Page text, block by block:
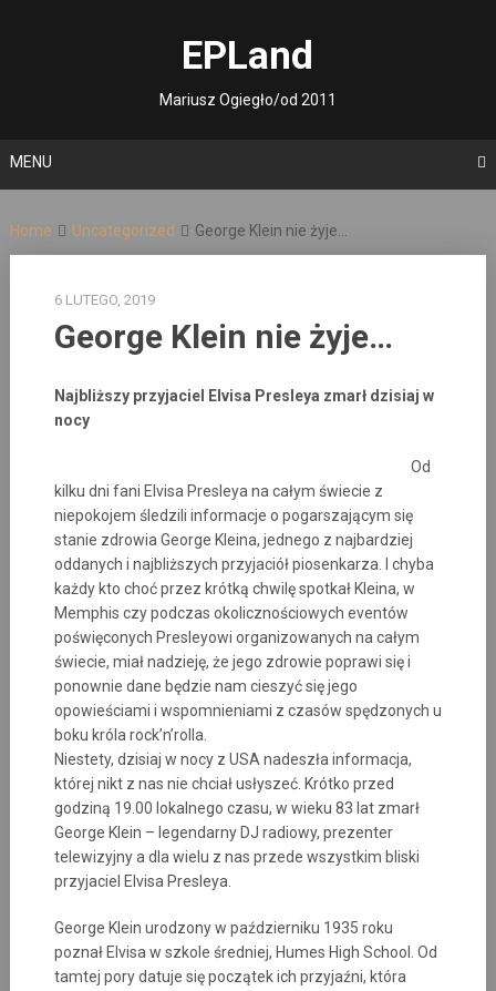
EPLand
Mariusz Ogiegło/od 2011
MENU
Home Uncategorized George Klein nie żyje…
6 LUTEGO, 2019
George Klein nie żyje…
Najbliższy przyjaciel Elvisa Presleya zmarł dzisiaj w
nocy
Od
kilku dni fani Elvisa Presleya na całym świecie z
niepokojem śledzili informacje o pogarszającym się
stanie zdrowia George Kleina, jednego z najbardziej
oddanych i najbliższych przyjaciół piosenkarza. I chyba
każdy kto choć przez krótką chwilę spotkał Kleina, w
Memphis czy podczas okolicznościowych eventów
poświęconych Presleyowi organizowanych na całym
świecie, miał nadzieję, że jego zdrowie poprawi się i
ponownie dane będzie nam cieszyć się jego
opowieściami i wspomnieniami z czasów spędzonych u
boku króla rock’n’rolla.
Niestety, dzisiaj w nocy z USA nadeszła informacja,
której nikt z nas nie chciał usłyszeć. Krótko przed
godziną 19.00 lokalnego czasu, w wieku 83 lat zmarł
George Klein – legendarny DJ radiowy, prezenter
telewizyjny a dla wielu z nas przede wszystkim bliski
przyjaciel Elvisa Presleya.
George Klein urodzony w październiku 1935 roku
poznał Elvisa w szkole średniej, Humes High School. Od
tamtej pory datuje się początek ich przyjaźni, która